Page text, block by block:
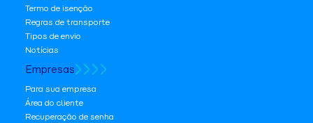
Termo de isenção
Regras de transporte
Tipos de envio
Notícias
Empresas
Para sua empresa
Área do cliente
Recuperação de senha